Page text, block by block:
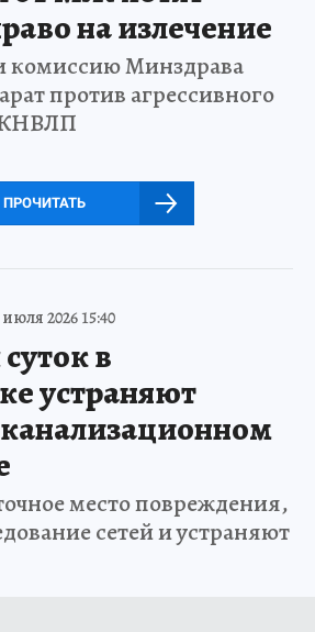
на излечение
комиссию Минздрава
против агрессивного
ЖНВЛП
ПРОЧИТАТЬ
2026 15:40
в
устраняют
место повреждения,
сетей и устраняют